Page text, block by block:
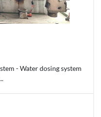
- Water dosing system